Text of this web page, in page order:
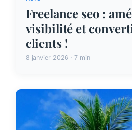
Freelance seo :
visibilité et
clients !
8 janvier 2026 · 7 min